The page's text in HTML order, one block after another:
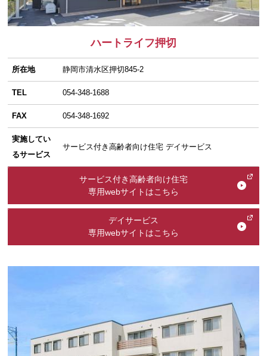
ハートライフ押切
所在地 静岡市清水区押切845-2
TEL 054-348-1688
FAX 054-348-1692
実施してい
るサービス
サービス付き高齢者向け住宅 デイサービス
サービス付き高齢者向け住宅
専用webサイトはこちら
デイサービス
専用webサイトはこちら